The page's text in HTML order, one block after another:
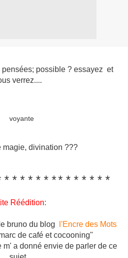
pensées; possible ? essayez et
verrez....
magie, divination ???
* * * * * * ** * * * * * *
Réédition:
bruno du blog
l'Encre des Mots
de café et cocooning"
m' a donné envie de parler de ce